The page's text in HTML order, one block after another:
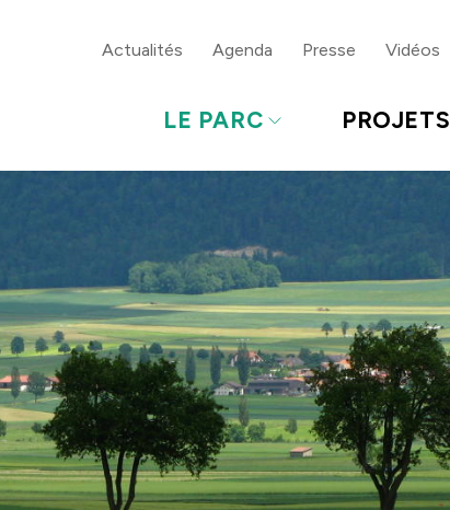
Actualités Agenda Presse Vidéos
LE PARC PROJETS